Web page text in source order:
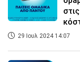
29 Ιουλ 2024 14:07